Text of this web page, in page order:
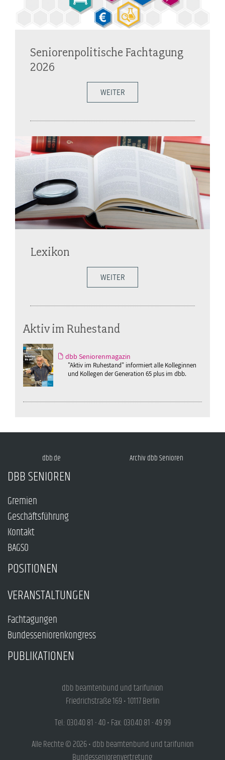
Seniorenpolitische Fachtagung
2026
WEITER
Lexikon
WEITER
Aktiv im Ruhestand
dbb Seniorenmagazin
"Aktiv im Ruhestand" informiert alle Kolleginnen
und Kollegen der Generation 65 plus im dbb.
dbb.de Archiv dbb Senioren
DBB SENIOREN
Gremien
Geschäftsführung
Kontakt
BAGSO
POSITIONEN
VERANSTALTUNGEN
Fachtagungen
Bundesseniorenkongress
PUBLIKATIONEN
dbb beamtenbund und tarifunion
Friedrichstraße 169 • 10117 Berlin
Tel.: 030.40 81 - 40 • Fax: 030.40 81 - 49 99
Alle Rechte © 2026 • dbb beamtenbund und tarifunion
Bundesseniorenvertretung